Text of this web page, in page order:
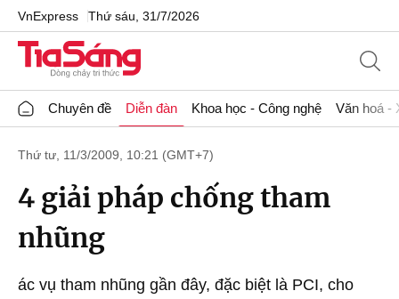
VnExpress Thứ sáu, 31/7/2026
Chuyên đề Diễn đàn Khoa học - Công nghệ Văn hoá -
Thứ tư, 11/3/2009, 10:21 (GMT+7)
4 giải pháp chống tham
nhũng
ác vụ tham nhũng gần đây, đặc biệt là PCI, cho